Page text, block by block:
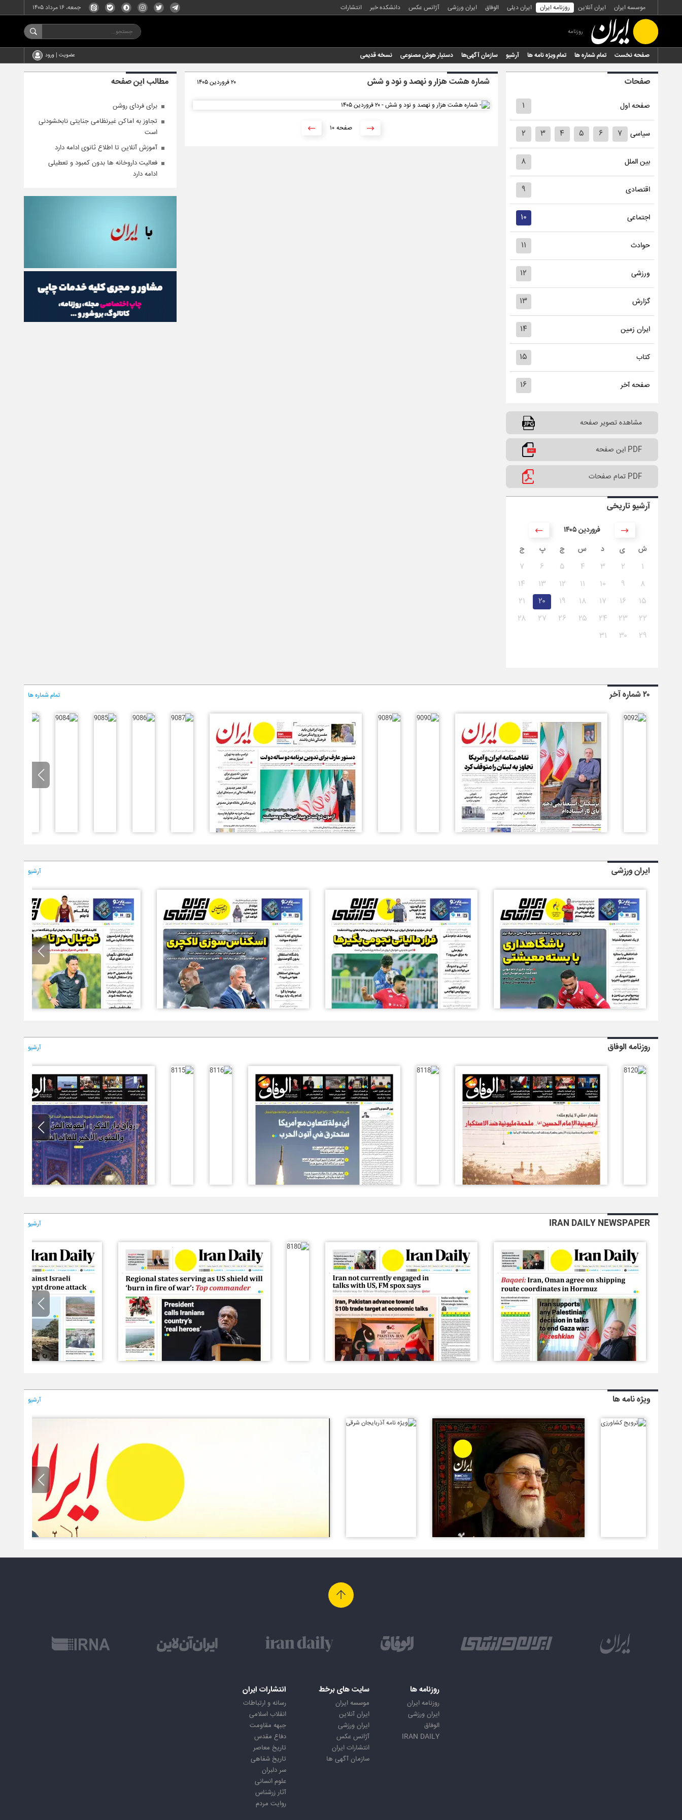
موسسه ایران ایران آنلاین روزنامه ایران ایران دیلی الوفاق ایران ورزشی آژانس عکس دانشکده خبر انتشارات جمعه، ۱۶ مرداد ۱۴۰۵
روزنامه
صفحه نخست تمام شماره ها تمام ویژه نامه ها آرشیو سازمان آگهی‌ها دستیار هوش مصنوعی نسخه قدیمی عضویت | ورود
صفحات
صفحه اول ۱
سیاسی ۲ ۳ ۴ ۵ ۶ ۷
بین الملل ۸
اقتصادی ۹
اجتماعی ۱۰
حوادث ۱۱
ورزشی ۱۲
گزارش ۱۳
ایران زمین ۱۴
کتاب ۱۵
صفحه آخر ۱۶
مشاهده تصویر صفحه
PDF این صفحه
PDF تمام صفحات
آرشیو تاریخی
۱۴۰۵ فروردین
ش
ی د س چ پ ج
۱ ۲ ۳ ۴ ۵ ۶
۷
۸
۹ ۱۰ ۱۱ ۱۲ ۱۳
۱۴
۱۵
۱۶ ۱۷ ۱۸ ۱۹ ۲۰
۲۱
۲۲
۲۳ ۲۴ ۲۵ ۲۶ ۲۷
۲۸
۲۹
۳۰ ۳۱
شماره هشت هزار و نهصد و نود و شش ۲۰ فروردین ۱۴۰۵
۱۰
مطالب این صفحه
برای فردای روشن
تجاوز به اماکن غیرنظامی جنایتی نابخشودنی
است
آموزش آنلاین تا اطلاع ثانوی ادامه دارد
فعالیت داروخانه ها بدون کمبود و تعطیلی
ادامه دارد
۲۰ شماره آخر تمام شماره ها
ایران ورزشی آرشیو
روزنامه الوفاق آرشیو
IRAN DAILY NEWSPAPER آرشیو
ویژه نامه ها آرشیو
روزنامه ها
روزنامه ایران
ایران ورزشی
الوفاق
IRAN DAILY
سایت های برخط
موسسه ایران
ایران آنلاین
ایران ورزشی
آژانس عکس
انتشارات ایران
سازمان آگهی ها
انتشارات ایران
رسانه و ارتباطات
انقلاب اسلامی
جبهه مقاومت
دفاع مقدس
تاریخ معاصر
تاریخ شفاهی
سر دلبران
علوم انسانی
آثار زرشناس
روایت مردم